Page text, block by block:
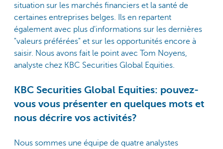
situation sur les marchés financiers et la santé de
certaines entreprises belges. Ils en repartent
également avec plus d'informations sur les dernières
"valeurs préférées" et sur les opportunités encore à
saisir. Nous avons fait le point avec Tom Noyens,
analyste chez KBC Securities Global Equities.
KBC Securities Global Equities: pouvez-
vous vous présenter en quelques mots et
nous décrire vos activités?
Nous sommes une équipe de quatre analystes